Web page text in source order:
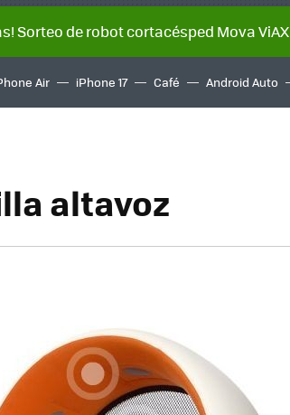
Sorteo de robot cortacésped Mova ViAX
Air iPhone 17 Café Android Auto
altavoz